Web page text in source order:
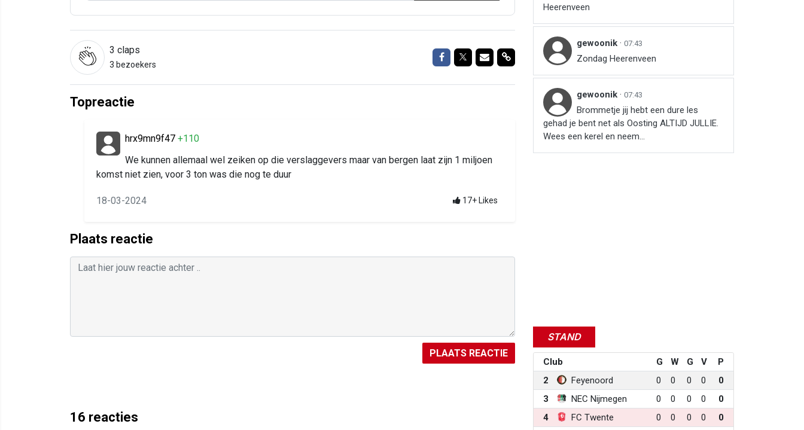
3 claps
3 bezoekers
Delen op Facebook
Delen op Twitter
Delen via Mail
Delen link
Topreactie
hrx9mn9f47 +110
We kunnen allemaal wel zeiken op die verslaggevers maar van bergen laat zijn 1 miljoen
komst niet zien, voor 3 ton was die nog te duur
18-03-2024 17+ Likes
Plaats reactie
PLAATS REACTIE
16 reacties
Heerenveen
gewoonik · 07:43
Zondag Heerenveen
gewoonik · 07:43
Brommetje jij hebt een dure les
gehad je bent net als Oosting ALTIJD JULLIE.
Wees een kerel en neem...
STAND
Club G W G V
P
2
Feyenoord 0 0 0 0
0
3
NEC Nijmegen 0 0 0 0
0
4
FC Twente 0 0 0 0
0